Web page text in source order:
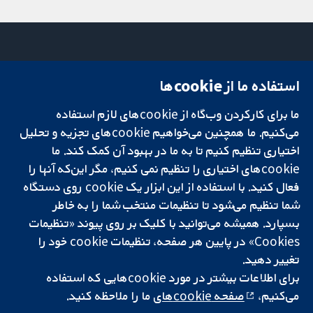
تحقیقات قابل
اعتماد.
تصمیم‌گیری آگاهانه.
سلامت بهتر.
میدان کاوندیش
لندن
W1G 0AN
بریتانیا
دفتر رسانه‌ای
درباره ما
فرصت‌های
شغلی
Cochrane
Library
شبکه همکاری کاکرین، یک مؤسسه خیریه (شماره 1045921) و یک شرکت با
و ولز است. شماره ثبت مالیات بر ارزش افزوده: GB 718 2127 49.
کپی‌رایت © ۲۰۲۵ همکاری کاکرین
استفاده ما از cookie‌ها
ما برای کارکردن وب‌گاه از cookie‌های لازم استفاده
می‌کنیم. ما همچنین می‌خواهیم cookie‌های تجزیه و تحلیل
اختیاری تنظیم کنیم تا به ما در بهبود آن کمک کند. ما
cookie‌های اختیاری را تنظیم نمی کنیم، مگر این‌که آنها را
فعال کنید. با استفاده از این ابزار یک cookie‌ روی دستگاه
شما تنظیم می‌شود تا تنظیمات منتخب شما را به خاطر
بسپارد. همیشه می‌توانید با کلیک بر روی پیوند «تنظیمات
Cookies» در پایین هر صفحه، تنظیمات cookie‌ خود را
تغییر دهید.
برای اطلاعات بیشتر در مورد cookie‌هایی که استفاده
می‌کنیم،
صفحه cookie‌های ما را ملاحظه کنید.